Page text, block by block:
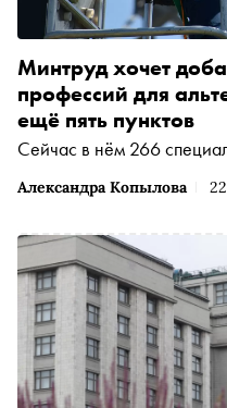
Александра Копылова
Минтруд хочет
профессий для
ещё пять пунктов
Сейчас в нём 266